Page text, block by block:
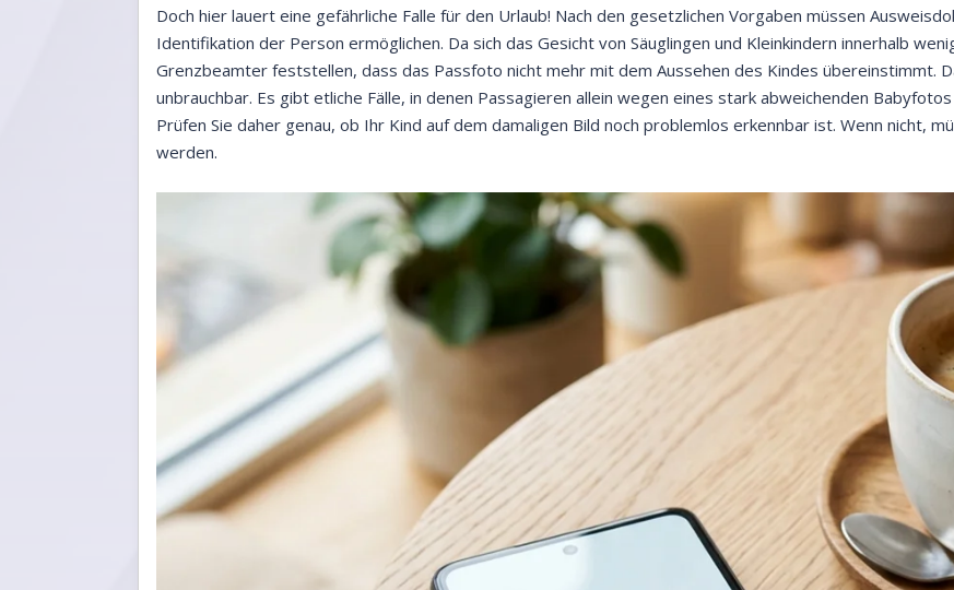
Doch hier lauert eine gefährliche Falle für den Urlaub! Nach den gesetzlichen Vorgaben müssen
Identifikation der Person ermöglichen. Da sich das Gesicht von Säuglingen und Kleinkindern innerhalb
Grenzbeamter feststellen, dass das Passfoto nicht mehr mit dem Aussehen des Kindes übereinstimmt.
unbrauchbar. Es gibt etliche Fälle, in denen Passagieren allein wegen eines stark abweichenden
Prüfen Sie daher genau, ob Ihr Kind auf dem damaligen Bild noch problemlos erkennbar ist. Wenn nicht,
werden.